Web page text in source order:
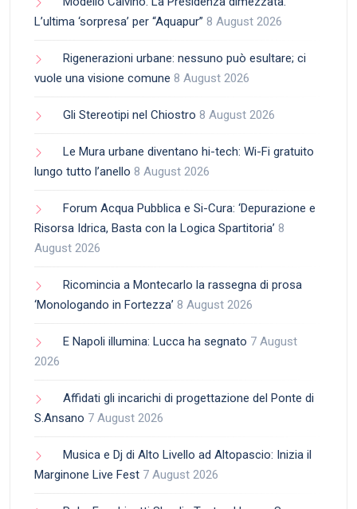
L’ultima ‘sorpresa’ per “Aquapur” 8 August 2026
Rigenerazioni urbane: nessuno può esultare; ci
vuole una visione comune 8 August 2026
Gli Stereotipi nel Chiostro 8 August 2026
Le Mura urbane diventano hi-tech: Wi-Fi gratuito
lungo tutto l’anello 8 August 2026
Forum Acqua Pubblica e Si-Cura: ‘Depurazione e
Risorsa Idrica, Basta con la Logica Spartitoria’ 8
August 2026
Ricomincia a Montecarlo la rassegna di prosa
‘Monologando in Fortezza’ 8 August 2026
E Napoli illumina: Lucca ha segnato 7 August
2026
Affidati gli incarichi di progettazione del Ponte di
S.Ansano 7 August 2026
Musica e Dj di Alto Livello ad Altopascio: Inizia il
Marginone Live Fest 7 August 2026